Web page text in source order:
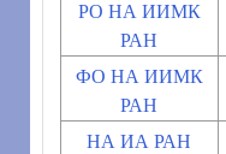
РО НА ИИМК
РАН
ФО НА ИИМК
РАН
НА ИА РАН